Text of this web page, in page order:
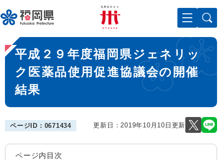
ー
ジ
先
頭
メニューを飛ばして本文へ
本
文
平成２９年度福岡県ジェネリッ
ク医薬品使用促進協議会の開催
結果
ページID：0671434 更新日：2019年10月10日更新
ページ内目次